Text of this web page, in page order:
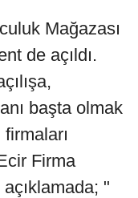
Mağazası
de açıldı.
başta olmak
Firma
"